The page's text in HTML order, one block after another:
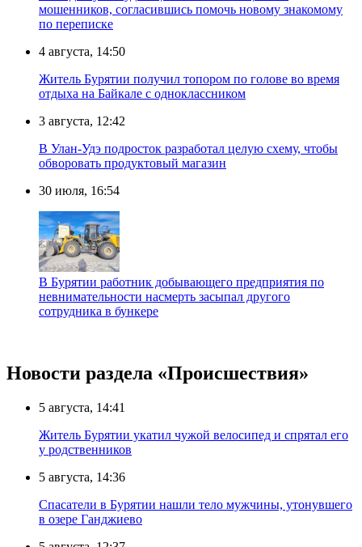
мошенников, согласившись помочь новому знакомому
по переписке
4 августа, 14:50
Житель Бурятии получил топором по голове во время
отдыха на Байкале с одноклассником
3 августа, 12:42
В Улан-Удэ подросток разработал целую схему, чтобы
обворовать продуктовый магазин
30 июля, 16:54
В Бурятии работник добывающего предприятия по
невнимательности насмерть засыпал другого
сотрудника в бункере
Новости раздела «Происшествия»
5 августа, 14:41
Житель Бурятии укатил чужой велосипед и спрятал его
у родственников
5 августа, 14:36
Спасатели в Бурятии нашли тело мужчины, утонувшего
в озере Ганджиево